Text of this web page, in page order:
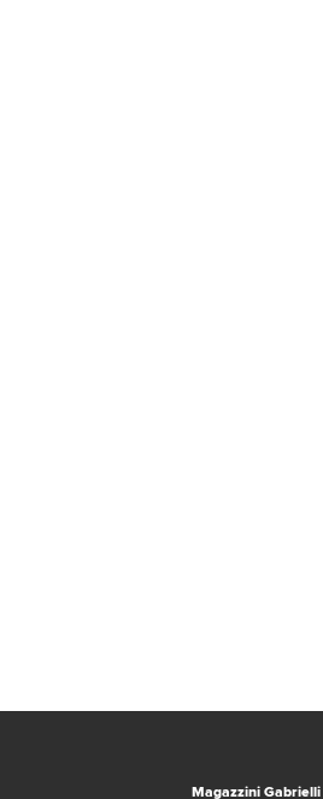
Magazzini Gabrielli